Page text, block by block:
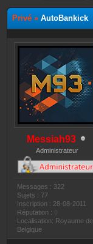
Privé » AutoBankick
Messiah93
Administrateur
Messages : 322
Sujets : 77
Inscription : 28-08-2011
Réputation :
Localisation: Royaume de
Belgique